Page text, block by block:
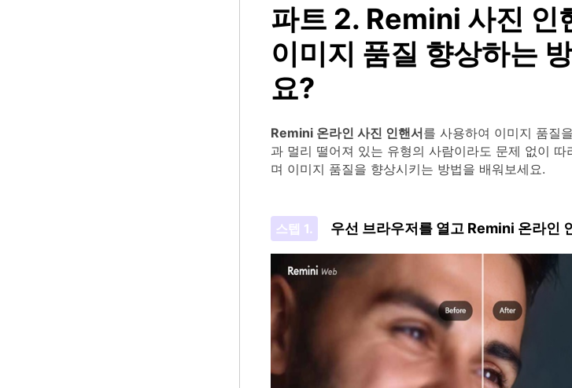
파트 2. Remini 사진 인
이미지 품질 향상하는
요?
Remini 온라인 사진 인핸서를 사용하여 이미지 품질
과 멀리 떨어져 있는 유형의 사람이라도 문제 없이
며 이미지 품질을 향상시키는 방법을 배워보세요.
스텝 1. 우선 브라우저를 열고 Remini 온라인